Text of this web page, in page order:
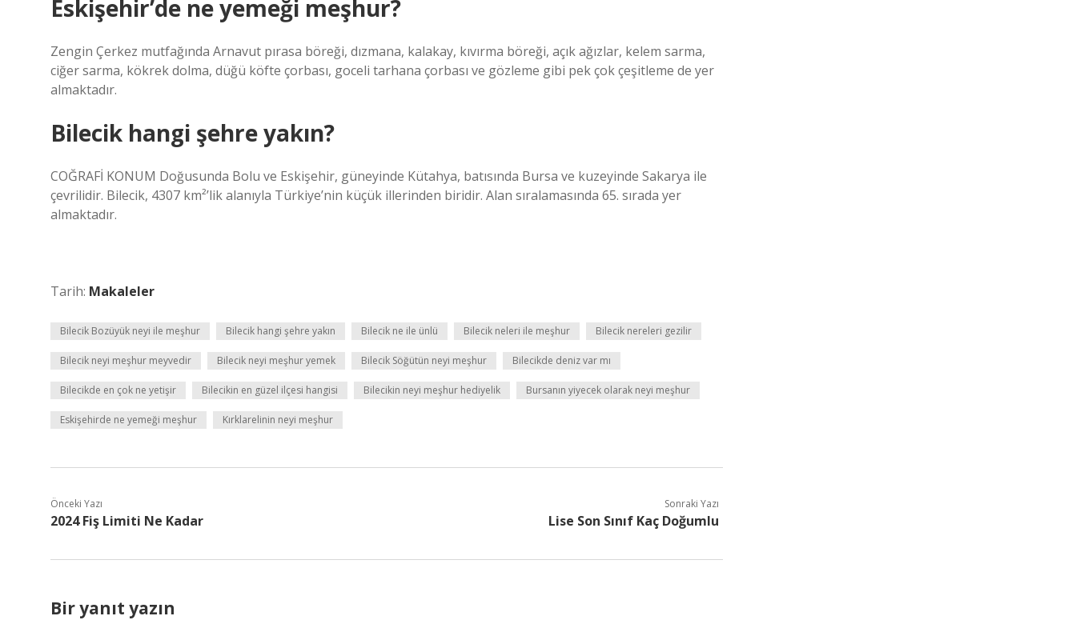
Eskişehir’de ne yemeği meşhur?
Zengin Çerkez mutfağında Arnavut pırasa böreği, dızmana, kalakay, kıvırma böreği, açık ağızlar, kelem sarma,
ciğer sarma, kökrek dolma, düğü köfte çorbası, goceli tarhana çorbası ve gözleme gibi pek çok çeşitleme de yer
almaktadır.
Bilecik hangi şehre yakın?
COĞRAFİ KONUM Doğusunda Bolu ve Eskişehir, güneyinde Kütahya, batısında Bursa ve kuzeyinde Sakarya ile
çevrilidir. Bilecik, 4307 km²’lik alanıyla Türkiye’nin küçük illerinden biridir. Alan sıralamasında 65. sırada yer
almaktadır.
Tarih: Makaleler
Bilecik Bozüyük neyi ile meşhur Bilecik hangi şehre yakın Bilecik ne ile ünlü Bilecik neleri ile meşhur Bilecik nereleri gezilir
Bilecik neyi meşhur meyvedir Bilecik neyi meşhur yemek Bilecik Söğütün neyi meşhur Bilecikde deniz var mı
Bilecikde en çok ne yetişir Bilecikin en güzel ilçesi hangisi Bilecikin neyi meşhur hediyelik Bursanın yiyecek olarak neyi meşhur
Eskişehirde ne yemeği meşhur Kırklarelinin neyi meşhur
Önceki Yazı
2024 Fiş Limiti Ne Kadar
Sonraki Yazı
Lise Son Sınıf Kaç Doğumlu
Bir yanıt yazın